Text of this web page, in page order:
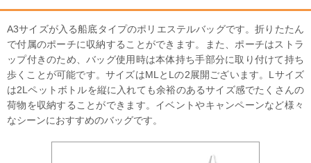
A3サイズが入る船底タイプのポリエステルバッグです。折りたたん
で付属のポーチに収納することができます。また、ポーチはストラ
ップ付きのため、バッグ使用時は本体持ち手部分に取り付けて持ち
歩くことが可能です。サイズはMLとLの2展開ございます。Lサイズ
は2Lペットボトルを縦に入れても余裕のあるサイズ感でたくさんの
荷物を収納することができます。イベントやキャンペーンなど様々
なシーンにおすすめのバッグです。